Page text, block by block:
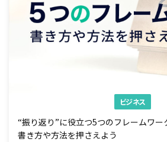
ビジネス
“振り返り”に役立つ5つのフレームワー
書き方や方法を押さえよう